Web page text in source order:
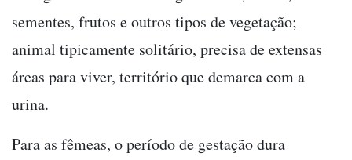
sementes, frutos e outros tipos de vegetação;
animal tipicamente solitário, precisa de extensas
áreas para viver, território que demarca com a
urina.
Para as fêmeas, o período de gestação dura